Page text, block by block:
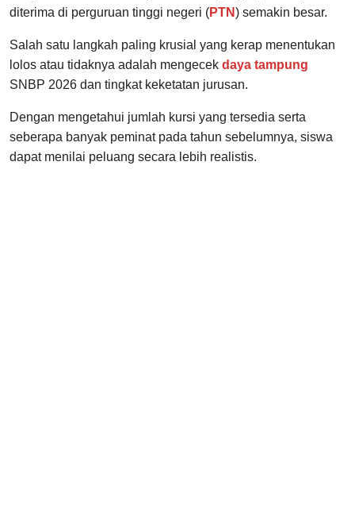
diterima di perguruan tinggi negeri (PTN) semakin besar.
Salah satu langkah paling krusial yang kerap menentukan
lolos atau tidaknya adalah mengecek daya tampung
SNBP 2026 dan tingkat keketatan jurusan.
Dengan mengetahui jumlah kursi yang tersedia serta
seberapa banyak peminat pada tahun sebelumnya, siswa
dapat menilai peluang secara lebih realistis.